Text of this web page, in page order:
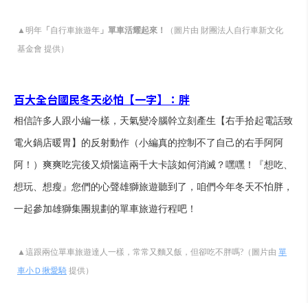
▲明年 「 自行車旅遊年 」單車活耀起來！
（圖片由 財團法人自行車新文化
基金會 提供）
百大全台國民冬天必怕【一字】：胖
相信許多人跟小編一樣，天氣變冷腦幹立刻產生【右手拾起電話致
電火鍋店暖胃】的反射動作（小編真的控制不了自己的右手阿阿
阿！）爽爽吃完後又煩惱這兩千大卡該如何消滅？嘿嘿！『想吃、
想玩、想瘦』您們的心聲雄獅旅遊聽到了，咱們今年冬天不怕胖，
一起參加雄獅集團規劃的單車旅遊行程吧！
▲這跟兩位單車旅遊達人一樣，常常又麵又飯，但卻吃不胖嗎?（圖片由 單
車小Ｄ揪愛騎 提供）